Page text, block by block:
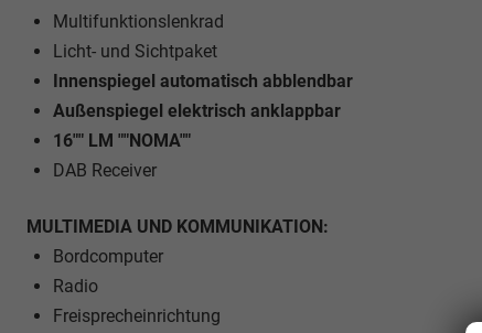
Multifunktionslenkrad
Licht- und Sichtpaket
Innenspiegel automatisch abblendbar
Außenspiegel elektrisch anklappbar
16"" LM ""NOMA""
DAB Receiver
MULTIMEDIA UND KOMMUNIKATION:
Bordcomputer
Radio
Freisprecheinrichtung